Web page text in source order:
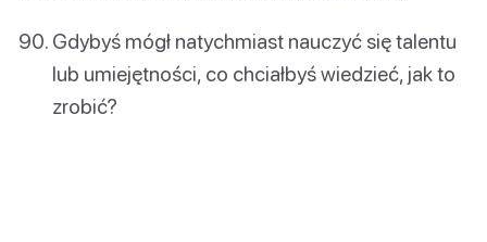
Gdybyś mógł natychmiast nauczyć się talentu
lub umiejętności, co chciałbyś wiedzieć, jak to
zrobić?